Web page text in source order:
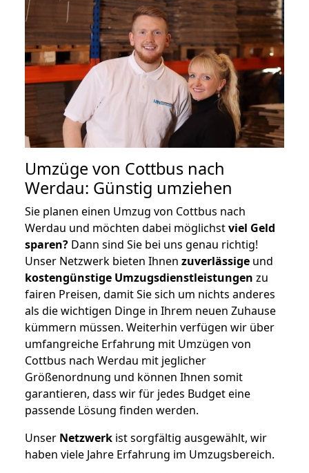
Umzüge von Cottbus nach
Werdau: Günstig umziehen
Sie planen einen Umzug von Cottbus nach
Werdau und möchten dabei möglichstviel Geld
sparen? Dann sind Sie bei uns genau richtig!
Unser Netzwerk bieten Ihnen zuverlässige und
kostengünstige Umzugsdienstleistungen zu
fairen Preisen, damit Sie sich um nichts anderes
als die wichtigen Dinge in Ihrem neuen Zuhause
kümmern müssen. Weiterhin verfügen wir über
umfangreiche Erfahrung mit Umzügen von
Cottbus nach Werdau mit jeglicher
Größenordnung und können Ihnen somit
garantieren, dass wir für jedes Budget eine
passende Lösung finden werden.
Unser Netzwerk ist sorgfältig ausgewählt, wir
haben viele Jahre Erfahrung im Umzugsbereich.